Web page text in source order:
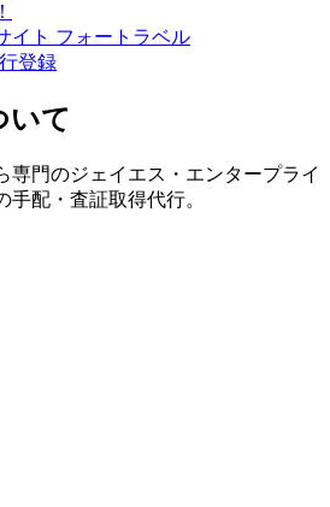
イト フォートラベル
登録
いて
専門のジェイエス・エンタープライ
手配・査証取得代行。